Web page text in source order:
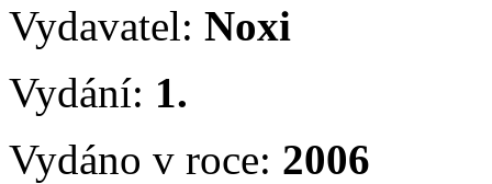
Vydavatel: Noxi
Vydání: 1.
Vydáno v roce: 2006